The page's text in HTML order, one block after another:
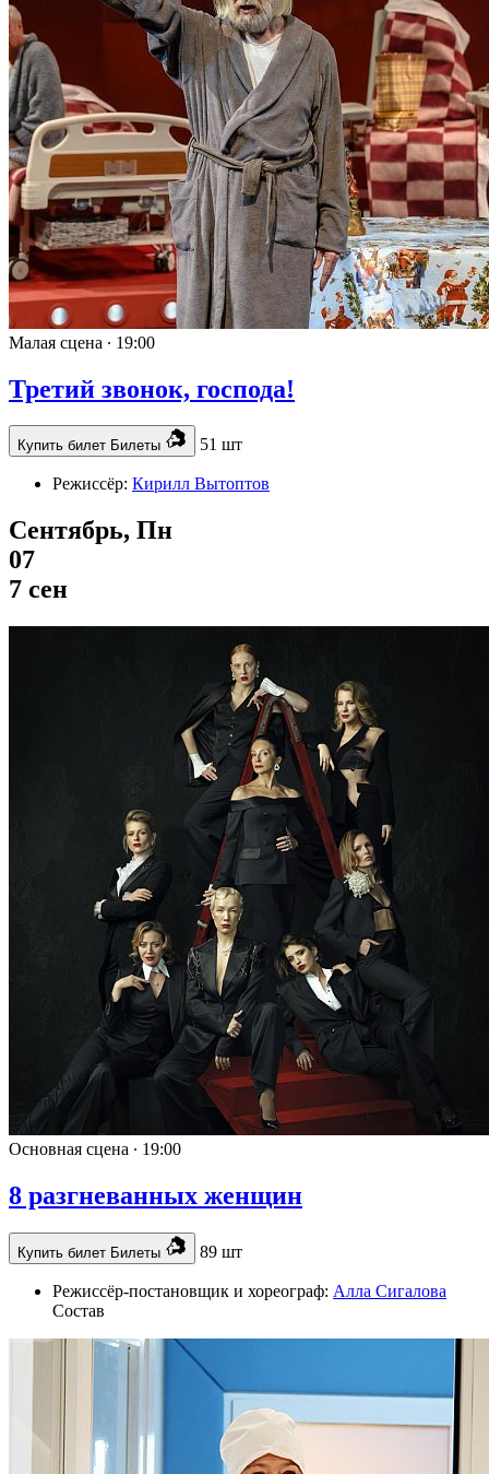
Малая сцена ∙ 19:00
Третий звонок, господа!
Купить билет Билеты 51 шт
Режиссёр: Кирилл Вытоптов
Сентябрь, Пн
07
7 сен
Основная сцена ∙ 19:00
8 разгневанных женщин
Купить билет Билеты 89 шт
Режиссёр-постановщик и хореограф: Алла Сигалова
Состав